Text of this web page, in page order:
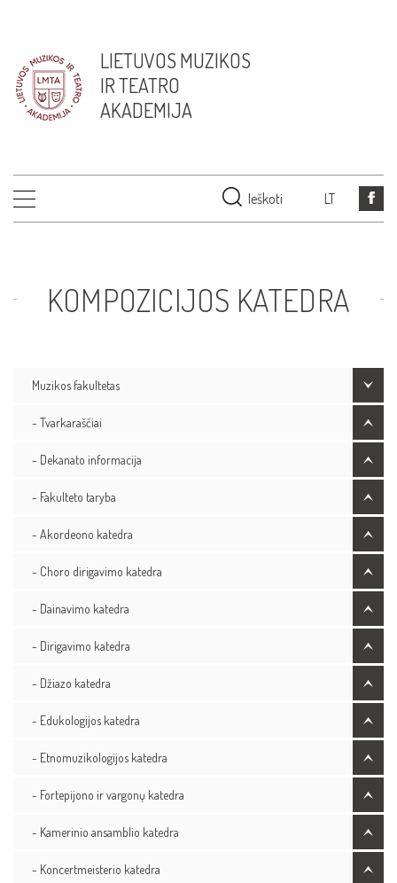
LIETUVOS MUZIKOS
IR TEATRO
AKADEMIJA
Ieškoti LT
KOMPOZICIJOS KATEDRA
Muzikos fakultetas
- Tvarkaraščiai
- Dekanato informacija
- Fakulteto taryba
- Akordeono katedra
- Choro dirigavimo katedra
- Dainavimo katedra
- Dirigavimo katedra
- Džiazo katedra
- Edukologijos katedra
- Etnomuzikologijos katedra
- Fortepijono ir vargonų katedra
- Kamerinio ansamblio katedra
- Koncertmeisterio katedra